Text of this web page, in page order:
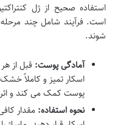
استفاده صحیح از ژل
است. فرآیند شامل چند
شوند.
آمادگی پوست: قبل از
اسکار تمیز و کاملاً
پوست کمک می کند و
نحوه استفاده: مقدار